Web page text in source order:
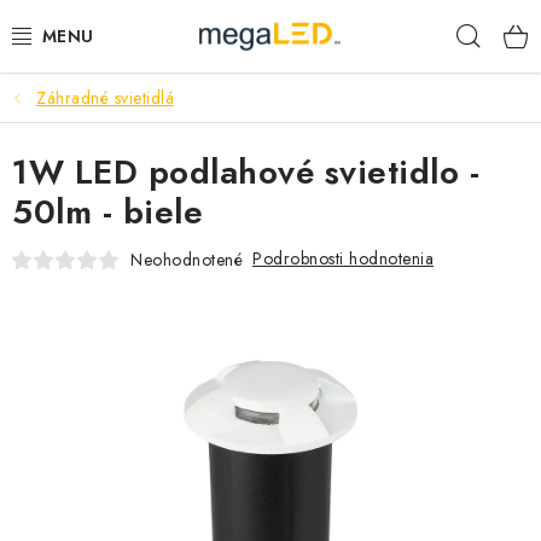
na
PRIEMYSEL
SVIETIDLÁ
ŽIAROVKY A TRUBICE
Záhradné svietidlá
1W LED podlahové svietidlo -
50lm - biele
Neohodnotené Podrobnosti hodnotenia